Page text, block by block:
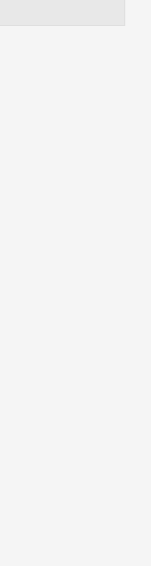
seine